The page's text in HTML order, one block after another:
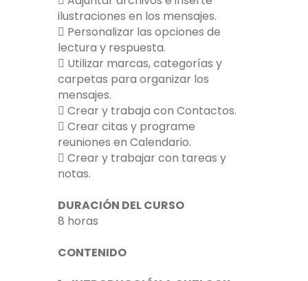
ilustraciones en los mensajes.
 Personalizar las opciones de
lectura y respuesta.
 Utilizar marcas, categorías y
carpetas para organizar los
mensajes.
 Crear y trabaja con Contactos.
 Crear citas y programe
reuniones en Calendario.
 Crear y trabajar con tareas y
notas.
DURACIÓN DEL CURSO
8 horas
CONTENIDO